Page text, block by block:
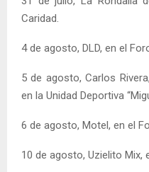
Caridad.
4 de agosto, DLD, en el
5 de agosto, Carlos
en la Unidad Deportiva
6 de agosto, Motel, en el
10 de agosto, Uzielito Mix,